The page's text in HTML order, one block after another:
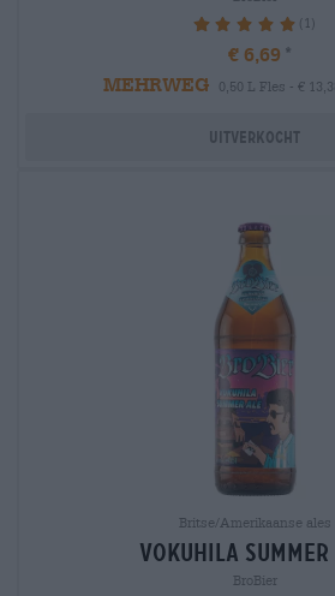
100% (1)
€ 6,69
MEHRWEG
0,50 L Fles - €
Uitverkocht
Britse/Amerikaanse ales
vokuhila
BroBier